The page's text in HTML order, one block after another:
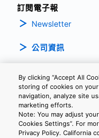
訂閱電子報
Newsletter
公司資訊
隱私權政策 條款及細
By clicking “Accept All
storing of cookies on
navigation, analyze site
marketing efforts.
Note: You may adjust
Cookies Settings”. For
Privacy Policy. California